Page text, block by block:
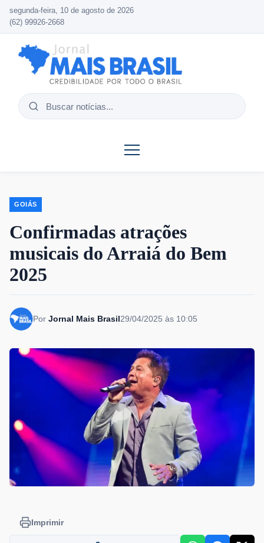
segunda-feira, 10 de agosto de 2026
(62) 99926-2668
Buscar
GOIÁS
Confirmadas atrações
musicais do Arraiá do Bem
2025
Por Jornal Mais Brasil29/04/2025 às 10:05
Imprimir